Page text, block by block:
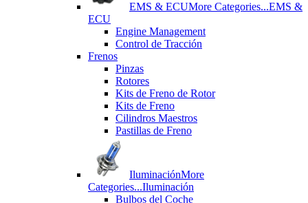
EMS & ECUMore Categories...EMS &
ECU
Engine Management
Control de Tracción
Frenos
Pinzas
Rotores
Kits de Freno de Rotor
Kits de Freno
Cilindros Maestros
Pastillas de Freno
IluminaciónMore
Categories...Iluminación
Bulbos del Coche